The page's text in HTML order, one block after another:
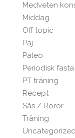
Medveten
Middag
Off topic
Paj
Paleo
Periodisk fasta
PT träning
Recept
Sås / Röror
Träning